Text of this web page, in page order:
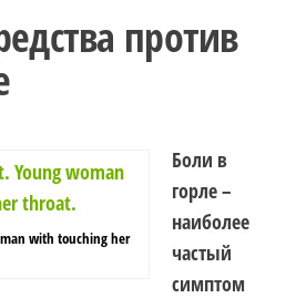
против
with touching her
Боли в
горле –
наиболее
частый
симптом